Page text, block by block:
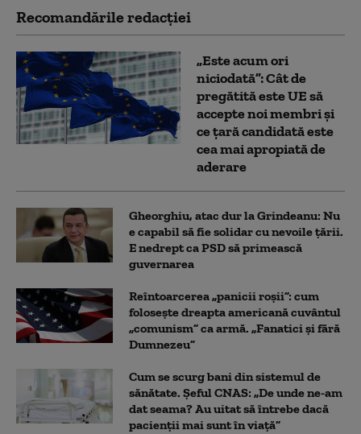
Recomandările redacţiei
„Este acum ori
niciodată”: Cât de
pregătită este UE să
accepte noi membri și
ce țară candidată este
cea mai apropiată de
aderare
Gheorghiu, atac dur la Grindeanu: Nu
e capabil să fie solidar cu nevoile țării.
E nedrept ca PSD să primească
guvernarea
Reîntoarcerea „panicii roșii”: cum
folosește dreapta americană cuvântul
„comunism” ca armă. „Fanatici și fără
Dumnezeu”
Cum se scurg bani din sistemul de
sănătate. Șeful CNAS: „De unde ne-am
dat seama? Au uitat să întrebe dacă
pacienții mai sunt în viață”